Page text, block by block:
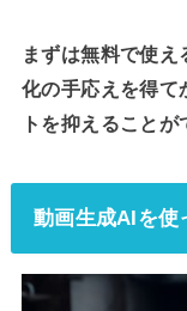
まずは無料で使
化の手応えを得て
トを抑えることが
動画生成AIを使